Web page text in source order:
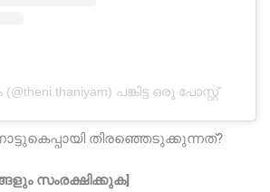
പങ്കിട്ട ഒരു പോസ്റ്റ്
തിരഞ്ഞെടുക്കുന്നത്?
സംരക്ഷിക്കുക]